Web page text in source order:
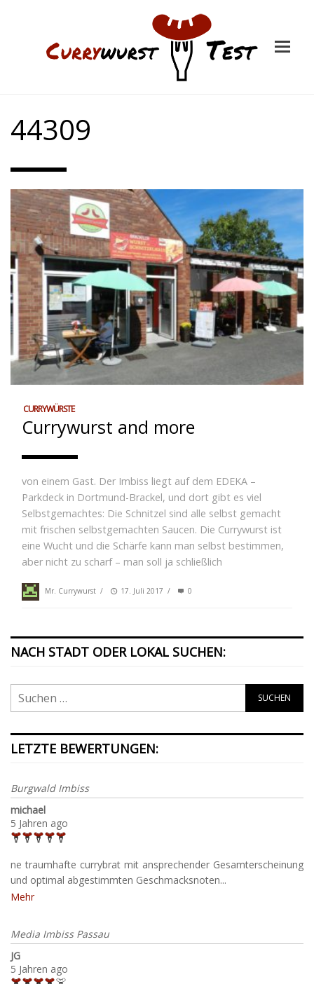
44309
CURRYWÜRSTE
Currywurst and more
von einem Gast. Der Imbiss liegt auf dem EDEKA –
Parkdeck in Dortmund-Brackel, und dort gibt es viel
Selbstgemachtes: Die Schnitzel sind alle selbst gemacht
mit frischen selbstgemachten Saucen. Die Currywurst ist
eine Wucht und die Schärfe kann man selbst bestimmen,
aber nicht zu scharf – man soll ja schließlich
Mr. Currywurst / 17. Juli 2017 / 0
NACH STADT ODER LOKAL SUCHEN:
LETZTE BEWERTUNGEN:
Burgwald Imbiss
michael
5 Jahren ago
ne traumhafte currybrat mit ansprechender Gesamterscheinung
und optimal abgestimmten Geschmacksnoten...
Mehr
Media Imbiss Passau
JG
5 Jahren ago